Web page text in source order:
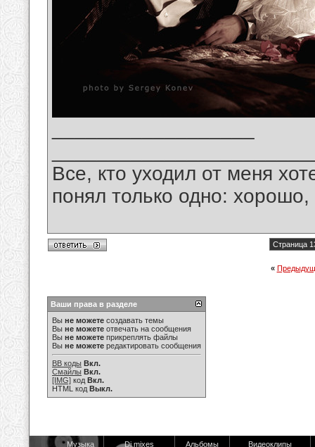
Все, кто уходил от меня
понял только одно:
Страница
«
Ваши права в разделе
Вы не можете создавать темы
Вы не можете отвечать на сообщения
Вы не можете прикреплять файлы
Вы не можете редактировать сообщения
BB коды Вкл.
Смайлы Вкл.
[IMG] код Вкл.
HTML код Выкл.
Музыка Dj mixes Альбомы Видеоклипы